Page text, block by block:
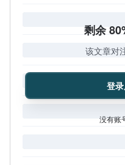
剩余
该文章对
登
没有账